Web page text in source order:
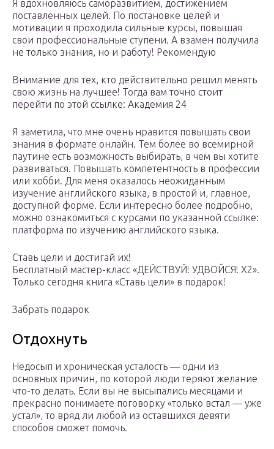
Я вдохновляюсь саморазвитием, достижением
поставленных целей. По постановке целей и
мотивации я проходила сильные курсы, повышая
свои профессиональные ступени. А взамен получила
не только знания, но и работу! Рекомендую
Внимание для тех, кто действительно решил менять
свою жизнь на лучшее! Тогда вам точно стоит
перейти по этой ссылке: Академия 24
Я заметила, что мне очень нравится повышать свои
знания в формате онлайн. Тем более во всемирной
паутине есть возможность выбирать, в чем вы хотите
развиваться. Повышать компетентность в профессии
или хобби. Для меня оказалось неожиданным
изучение английского языка, в простой и, главное,
доступной форме. Если интересно более подробно,
можно ознакомиться с курсами по указанной ссылке:
платформа по изучению английского языка.
Ставь цели и достигай их!
Бесплатный мастер-класс «ДЕЙСТВУЙ! УДВОЙСЯ! Х2».
Только сегодня книга «Ставь цели» в подарок!
Забрать подарок
Отдохнуть
Недосып и хроническая усталость — одни из
основных причин, по которой люди теряют желание
что-то делать. Если вы не высыпались месяцами и
прекрасно понимаете поговорку «только встал — уже
устал», то вряд ли любой из оставшихся девяти
способов сможет помочь.